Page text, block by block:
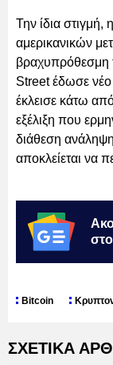
Την ίδια στιγμή,
αμερικανικών
βραχυπρόθεσμη
Street έδωσε
έκλεισε κάτω
εξέλιξη που
διάθεση
αποκλείεται να
Bitcoin
ΣΧΕΤΙΚΑ